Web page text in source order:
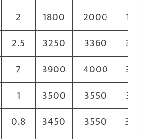
2 1800 2000
2.5 3250 3360
7 3900 4000
1 3500 3550
0.8 3450 3550